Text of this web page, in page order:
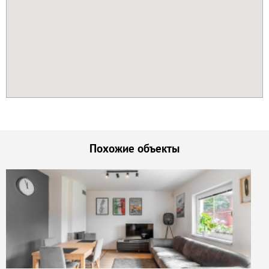
Похожие объекты